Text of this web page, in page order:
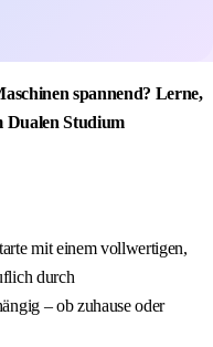
spannend? Lerne,
Dualen Studium
mit einem vollwertigen,
durch
– ob zuhause oder